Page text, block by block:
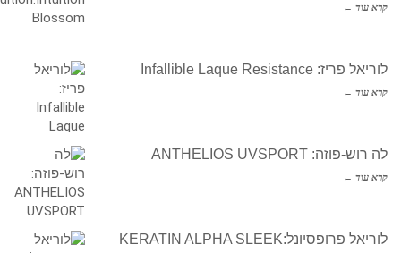
קרא עוד ←
לוריאל פריז: Infallible Laque Resistance
קרא עוד ←
לה רוש-פוזה: ANTHELIOS UVSPORT
קרא עוד ←
לוריאל פרופסיונל:KERATIN ALPHA SLEEK